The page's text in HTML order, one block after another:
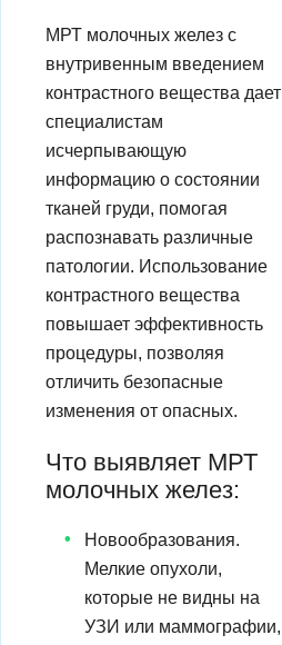
МРТ молочных желез с
внутривенным введением
контрастного вещества дает
специалистам
исчерпывающую
информацию о состоянии
тканей груди, помогая
распознавать различные
патологии. Использование
контрастного вещества
повышает эффективность
процедуры, позволяя
отличить безопасные
изменения от опасных.
Что выявляет МРТ
молочных желез:
Новообразования.
Мелкие опухоли,
которые не видны на
УЗИ или маммографии,